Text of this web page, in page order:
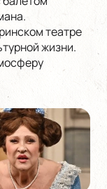
театре
жизни.